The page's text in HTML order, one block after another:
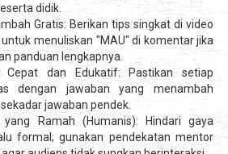
didik.
Gratis: Berikan tips singkat di video
menuliskan "MAU" di komentar jika
panduan lengkapnya.
Cepat dan Edukatif: Pastikan setiap
dengan jawaban yang menambah
jawaban pendek.
yang Ramah (Humanis): Hindari gaya
formal; gunakan pendekatan mentor